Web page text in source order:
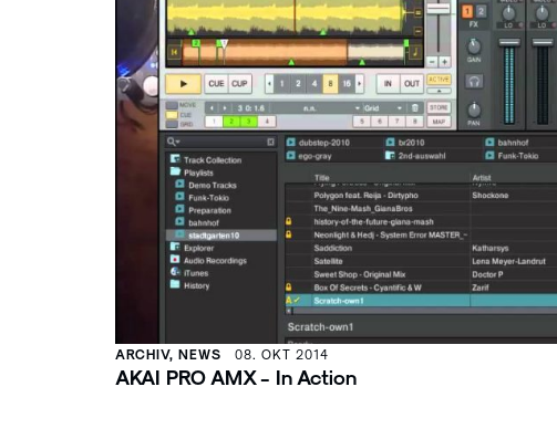
ARCHIV, NEWS 08. OKT 2014
AKAI PRO AMX - In Action